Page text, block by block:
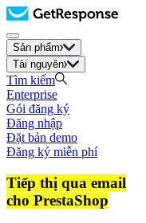
Sản phẩm
Tài nguyên
Tìm kiếm
Enterprise
Gói đăng ký
Đăng nhập
Đặt bản demo
Đăng ký miễn phí
Tiếp thị qua email
cho PrestaShop